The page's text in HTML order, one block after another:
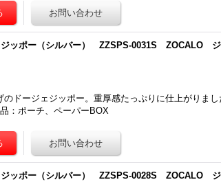
ッポー（シルバー） ZZSPS-0031S ZOCALO
のドージェジッポー。重厚感たっぷりに仕上がりま
：ポーチ、ペーパーBOX
ッポー（シルバー） ZZSPS-0028S ZOCALO